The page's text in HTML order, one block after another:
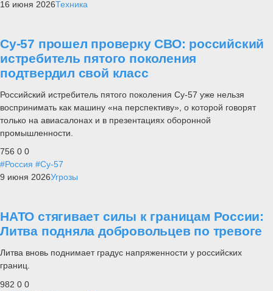
16 июня 2026Техника
Су-57 прошел проверку СВО: российский
истребитель пятого поколения
подтвердил свой класс
Российский истребитель пятого поколения Су-57 уже нельзя
воспринимать как машину «на перспективу», о которой говорят
только на авиасалонах и в презентациях оборонной
промышленности.
756 0 0
#Россия #Су-57
9 июня 2026Угрозы
НАТО стягивает силы к границам России:
Литва подняла добровольцев по тревоге
Литва вновь поднимает градус напряженности у российских
границ.
982 0 0